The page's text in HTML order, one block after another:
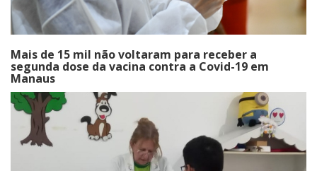
Mais de 15 mil não voltaram para receber a
segunda dose da vacina contra a Covid-19 em
Manaus